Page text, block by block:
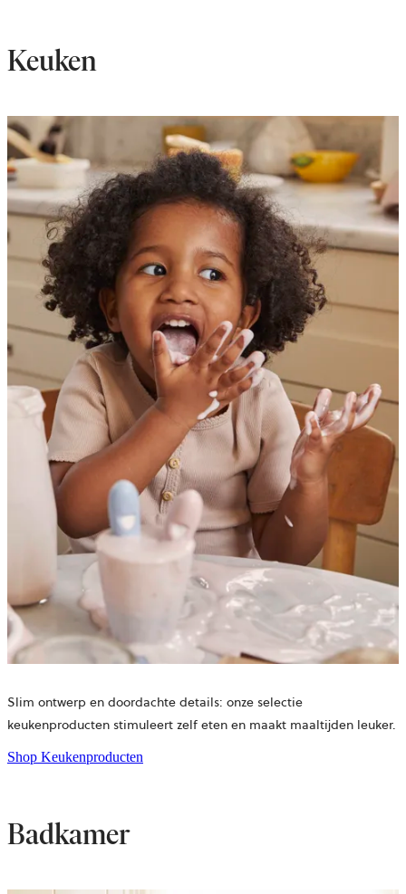
Keuken
Slim ontwerp en doordachte details: onze selectie
keukenproducten stimuleert zelf eten en maakt maaltijden leuker.
Shop Keukenproducten
Badkamer